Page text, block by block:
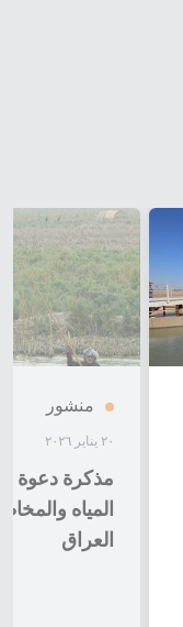
منشور
٢٠ يناير ٢٠٢٦
مذكرة دعوة
المياه
العراق